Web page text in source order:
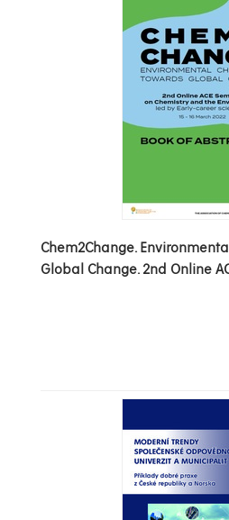
Chem2Change.
Global Change. 2nd Online